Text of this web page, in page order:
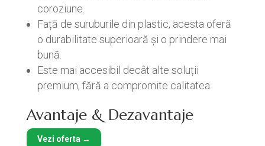
coroziune.
Față de suruburile din plastic, acesta oferă
o durabilitate superioară și o prindere mai
bună.
Este mai accesibil decât alte soluții
premium, fără a compromite calitatea.
Avantaje & Dezavantaje
Vezi oferta →